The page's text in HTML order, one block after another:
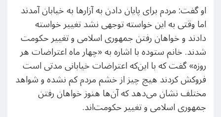
او گفت: مردم برای پایان دادن به آزارها به خیابان آمدند
اما وقتی به این خواسته توجهی نشد تغییر خواسته
دادند و خواهان رفتن جمهوری اسلامی و تغییر حکومت
شدند. خانم ستوده با اشاره به «چهار ماه اعتراضات هر
روزه» گفت که با این‌که اعتراضات خیابانی مدتی است
فروکش کردند هیچ چیز از خشم مردم کم نشده و شواهد
مختلف نشان می‌دهد که آن‌ها هنوز خواهان رفتن
جمهوری اسلامی و تغییر حکومت‌اند.